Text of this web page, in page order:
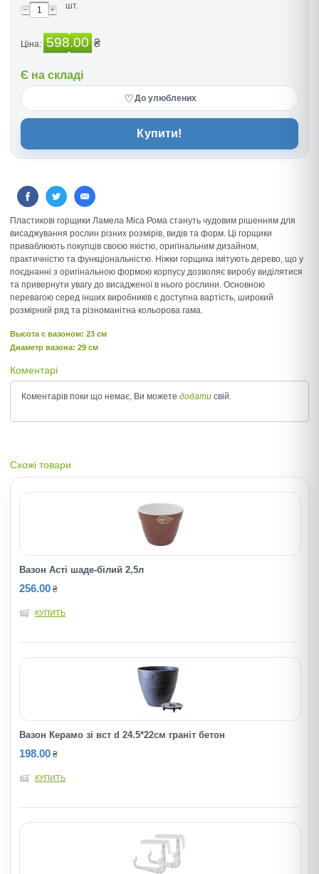
шт.
Ціна: 598.00 ₴
Є на складі
♡До улюблених
Купити!
Пластикові горщики Ламела Міса Рома стануть чудовим рішенням для
висаджування рослин різних розмірів, видів та форм. Ці горщики
приваблюють покупців своєю якістю, оригінальним дизайном,
практичністю та функціональністю. Ніжки горщика імітують дерево, що у
поєднанні з оригінальною формою корпусу дозволяє виробу виділятися
та привернути увагу до висадженої в нього рослини. Основною
перевагою серед інших виробників є доступна вартість, широкий
розмірний ряд та різноманітна кольорова гама.
Высота c вазоном: 23 см
Диаметр вазона: 29 см
Коментарі
Коментарів поки що немає, Ви можете додати свій.
Схожі товари
Вазон Асті шаде-білий 2,5л
256.00 ₴
КУПИТЬ
Вазон Керамо зi вст d 24.5*22см гранiт бетон
198.00 ₴
КУПИТЬ